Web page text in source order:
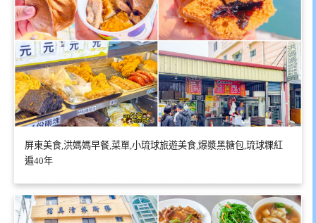
屏東美食,洪媽媽早餐,菜單,小琉球旅遊美食,爆漿黑糖包,琉球粿紅
遍40年